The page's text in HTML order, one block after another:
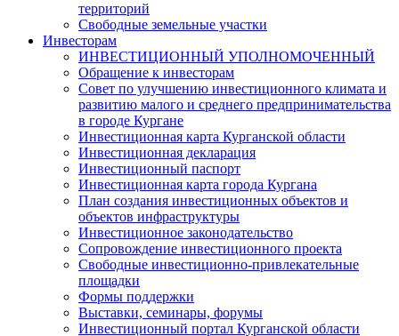
территорий
Свободные земельные участки
Инвесторам
ИНВЕСТИЦИОННЫЙ УПОЛНОМОЧЕННЫЙ
Обращение к инвесторам
Совет по улучшению инвестиционного климата и
развитию малого и среднего предпринимательства
в городе Кургане
Инвестиционная карта Курганской области
Инвестиционная декларация
Инвестиционный паспорт
Инвестиционная карта города Кургана
План создания инвестиционных объектов и
объектов инфраструктуры
Инвестиционное законодательство
Сопровождение инвестиционного проекта
Свободные инвестиционно-привлекательные
площадки
Формы поддержки
Выставки, семинары, форумы
Инвестиционный портал Курганской области